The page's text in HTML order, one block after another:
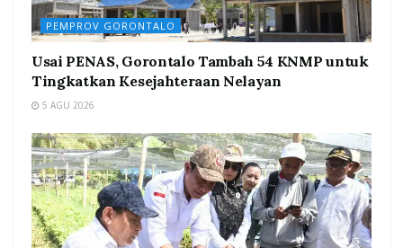
PEMPROV GORONTALO
Usai PENAS, Gorontalo Tambah 54 KNMP untuk
Tingkatkan Kesejahteraan Nelayan
5 AGU 2026